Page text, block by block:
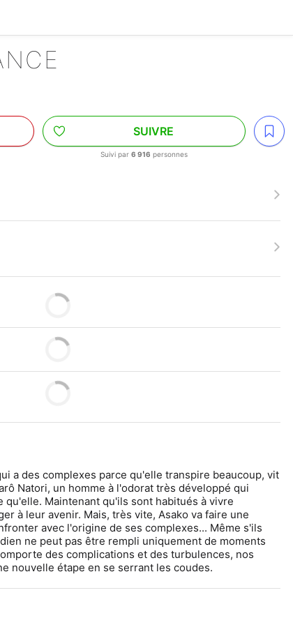
SUIVRE
Suivi par6 916 personnes
a des complexes parce qu'elle transpire beaucoup, vit
Natori, un homme à l'odorat très développé qui
qu'elle. Maintenant qu'ils sont habitués à vivre
à leur avenir. Mais, très vite, Asako va faire une
avec l'origine de ses complexes... Même s'ils
ne peut pas être rempli uniquement de moments
des complications et des turbulences, nos
nouvelle étape en se serrant les coudes.